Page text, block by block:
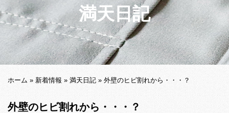
満天日記
ホーム » 新着情報 » 満天日記 » 外壁のヒビ割れから・・・？
外壁のヒビ割れから・・・？